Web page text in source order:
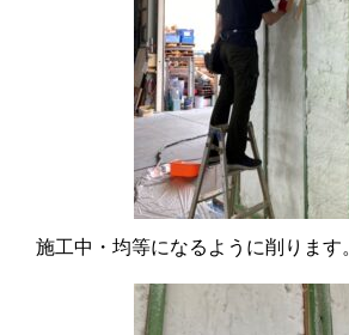
施工中・均等になるように削ります